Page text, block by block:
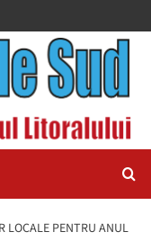
LOCALE PENTRU ANUL